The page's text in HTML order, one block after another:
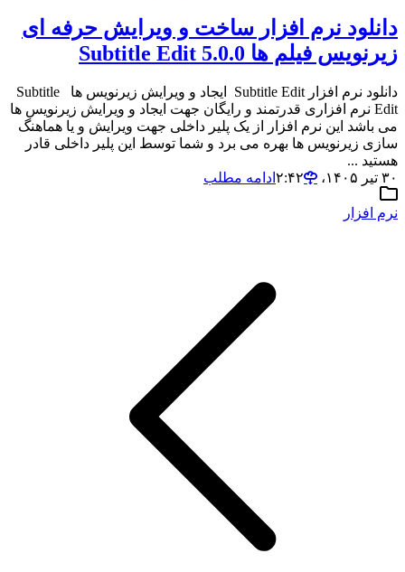
دانلود نرم افزار ساخت و ویرایش حرفه ای
زیرنویس فیلم ها Subtitle Edit 5.0.0
دانلود نرم افزار Subtitle Edit ایجاد و ویرایش زیرنویس ها Subtitle
Edit نرم افزاری قدرتمند و رایگان جهت ایجاد و ویرایش زیرنویس ها
می باشد این نرم افزار از یک پلیر داخلی جهت ویرایش و یا هماهنگ
سازی زیرنویس ها بهره می برد و شما توسط این پلیر داخلی قادر
هستید ...
۳۰ تیر ۱۴۰۵،‏ ۲:۴۲
ادامه مطلب
نرم افزار